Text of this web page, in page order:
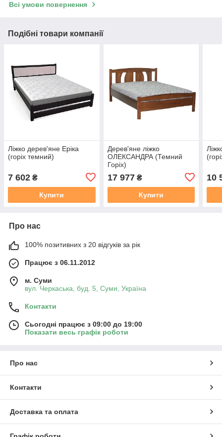
Всі умови повернення
Подібні товари компанії
Ліжко дерев'яне Еріка
(горіх темний)
7 602 ₴
Купити
Дерев'яне ліжко
ОЛЕКСАНДРА (Темний
Горіх)
17 977₴
Купити
10
Про нас
100% позитивних з 20 відгуків за рік
Працює з 06.11.2012
м. Суми
вул. Черкаська, буд. 5, Суми, Україна
Контакти
Сьогодні працює з 09:00 до 19:00
Показати весь графік роботи
Про нас
Контакти
Доставка та оплата